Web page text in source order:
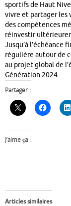
sportifs de Haut
vivre et partager les
des compétences
réinvestir
Jusqu’à l’échéance
régulière autour de
au projet global de
Génération 2024.
Partager :
J’aime ça :
Articles similaires